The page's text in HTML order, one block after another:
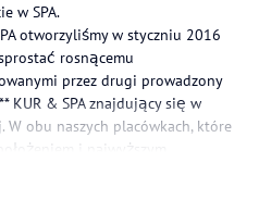
w SPA.
otworzyliśmy w styczniu 2016
rosnącemu
przez drugi prowadzony
KUR & SPA znajdujący się w
obu naszych placówkach, które
i najwyższym
piękne tradycje uzdrowiskowe